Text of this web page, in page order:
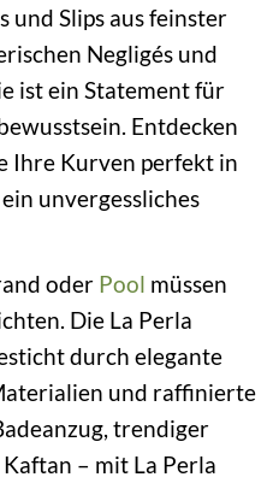
und Slips aus feinster
Negligés und
ist ein Statement für
Entdecken
Ihre Kurven perfekt in
unvergessliches
oder Pool müssen
Die La Perla
durch elegante
und raffinierte
trendiger
– mit La Perla